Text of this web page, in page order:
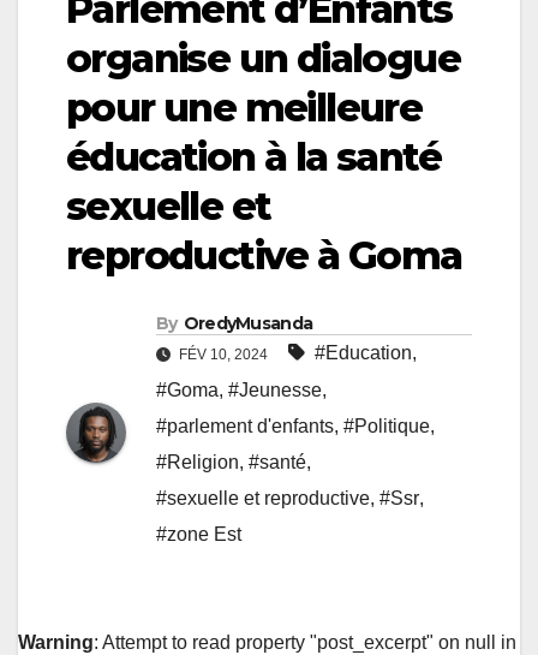
organise un dialogue
pour une meilleure
éducation à la santé
sexuelle et
reproductive à Goma
By OredyMusanda
FÉV 10, 2024 #Education,
#Goma, #Jeunesse,
#parlement d'enfants, #Politique,
#Religion, #santé,
#sexuelle et reproductive, #Ssr,
#zone Est
Warning: Attempt to read property "post_excerpt" on null in